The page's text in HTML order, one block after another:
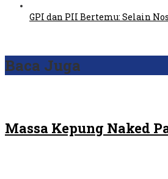
GPI dan PII Bertemu: Selain
Baca Juga
Massa Kepung Naked